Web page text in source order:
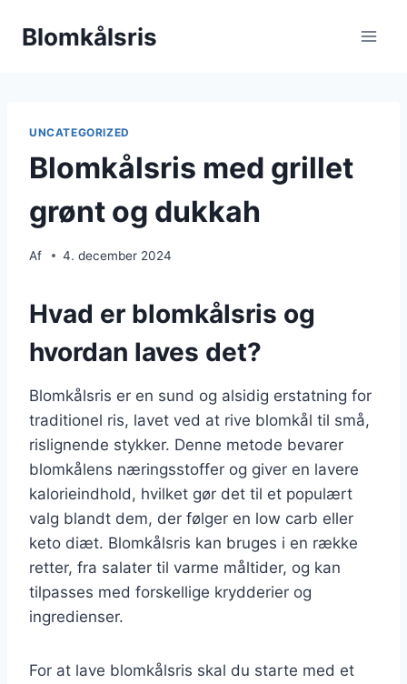
Blomkålsris
UNCATEGORIZED
Blomkålsris med grillet
grønt og dukkah
Af 4. december 2024
Hvad er blomkålsris og
hvordan laves det?
Blomkålsris er en sund og alsidig erstatning for
traditionel ris, lavet ved at rive blomkål til små,
rislignende stykker. Denne metode bevarer
blomkålens næringsstoffer og giver en lavere
kalorieindhold, hvilket gør det til et populært
valg blandt dem, der følger en low carb eller
keto diæt. Blomkålsris kan bruges i en række
retter, fra salater til varme måltider, og kan
tilpasses med forskellige krydderier og
ingredienser.
For at lave blomkålsris skal du starte med et